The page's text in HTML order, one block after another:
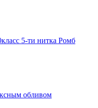
5-ти нитка Ромб
обливом